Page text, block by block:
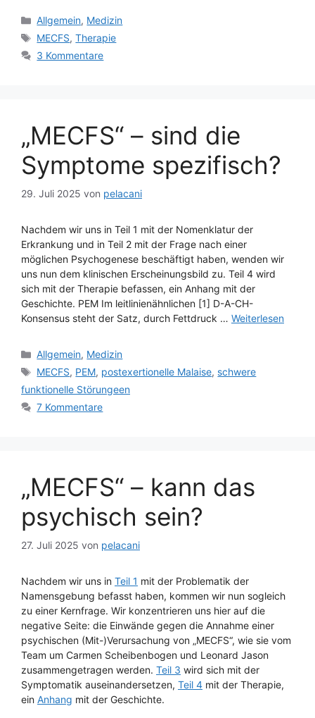
Kategorien
Allgemein, Medizin
Schlagwörter
MECFS,Therapie
3 Kommentare
„MECFS“ – sind die
Symptome spezifisch?
29. Juli 2025 von pelacani
Nachdem wir uns in Teil 1 mit der Nomenklatur der
Erkrankung und in Teil 2 mit der Frage nach einer
möglichen Psychogenese beschäftigt haben, wenden wir
uns nun dem klinischen Erscheinungsbild zu. Teil 4 wird
sich mit der Therapie befassen, ein Anhang mit der
Geschichte. PEM Im leitlinienähnlichen [1] D-A-CH-
Konsensus steht der Satz, durch Fettdruck … Weiterlesen
Kategorien
Allgemein, Medizin
Schlagwörter
MECFS, PEM, postexertionelle Malaise, schwere
funktionelle Störungeen
7 Kommentare
„MECFS“ – kann das
psychisch sein?
27. Juli 2025 von pelacani
Nachdem wir uns in Teil 1 mit der Problematik der
Namensgebung befasst haben, kommen wir nun sogleich
zu einer Kernfrage. Wir konzentrieren uns hier auf die
negative Seite: die Einwände gegen die Annahme einer
psychischen (Mit-)Verursachung von „MECFS“, wie sie vom
Team um Carmen Scheibenbogen und Leonard Jason
zusammengetragen werden. Teil 3 wird sich mit der
Symptomatik auseinandersetzen, Teil 4 mit der Therapie,
ein Anhang mit der Geschichte.